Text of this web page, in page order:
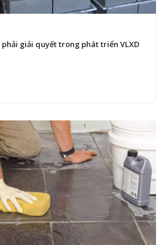
giải quyết trong phát triển VLXD